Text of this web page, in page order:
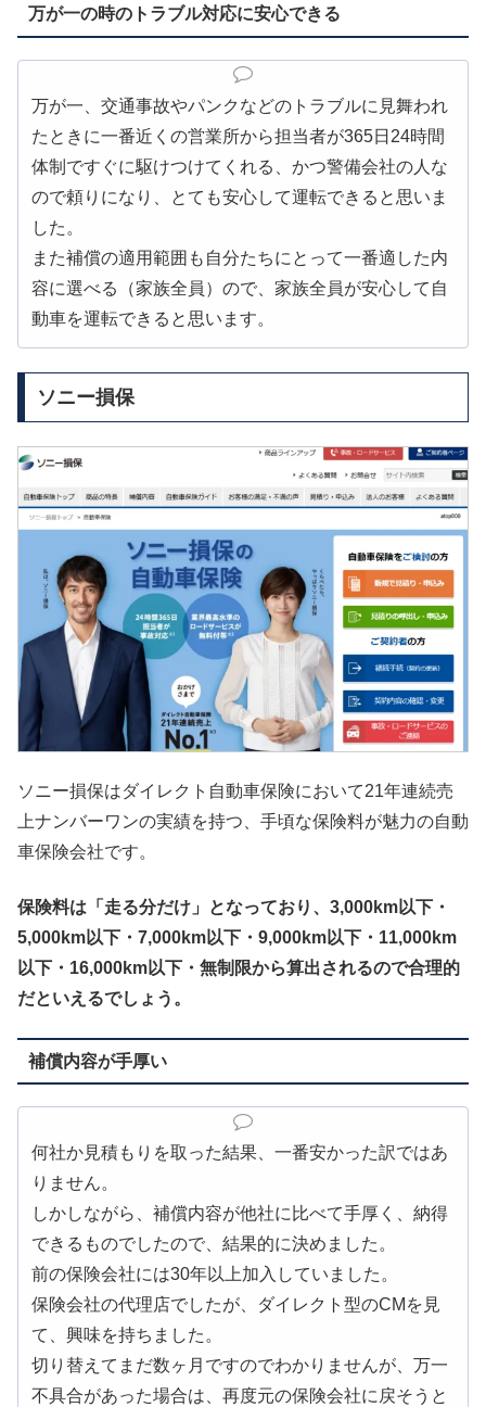
万が一の時のトラブル対応に安心できる
万が一、交通事故やパンクなどのトラブルに見舞われ
たときに一番近くの営業所から担当者が365日24時間
体制ですぐに駆けつけてくれる、かつ警備会社の人な
ので頼りになり、とても安心して運転できると思いま
した。
また補償の適用範囲も自分たちにとって一番適した内
容に選べる（家族全員）ので、家族全員が安心して自
動車を運転できると思います。
ソニー損保
ソニー損保はダイレクト自動車保険において21年連続売
上ナンバーワンの実績を持つ、手頃な保険料が魅力の自動
車保険会社です。
保険料は「走る分だけ」となっており、3,000km以下・
5,000km以下・7,000km以下・9,000km以下・11,000km
以下・16,000km以下・無制限から算出されるので合理的
だといえるでしょう。
補償内容が手厚い
何社か見積もりを取った結果、一番安かった訳ではあ
りません。
しかしながら、補償内容が他社に比べて手厚く、納得
できるものでしたので、結果的に決めました。
前の保険会社には30年以上加入していました。
保険会社の代理店でしたが、ダイレクト型のCMを見
て、興味を持ちました。
切り替えてまだ数ヶ月ですのでわかりませんが、万一
不具合があった場合は、再度元の保険会社に戻そうと